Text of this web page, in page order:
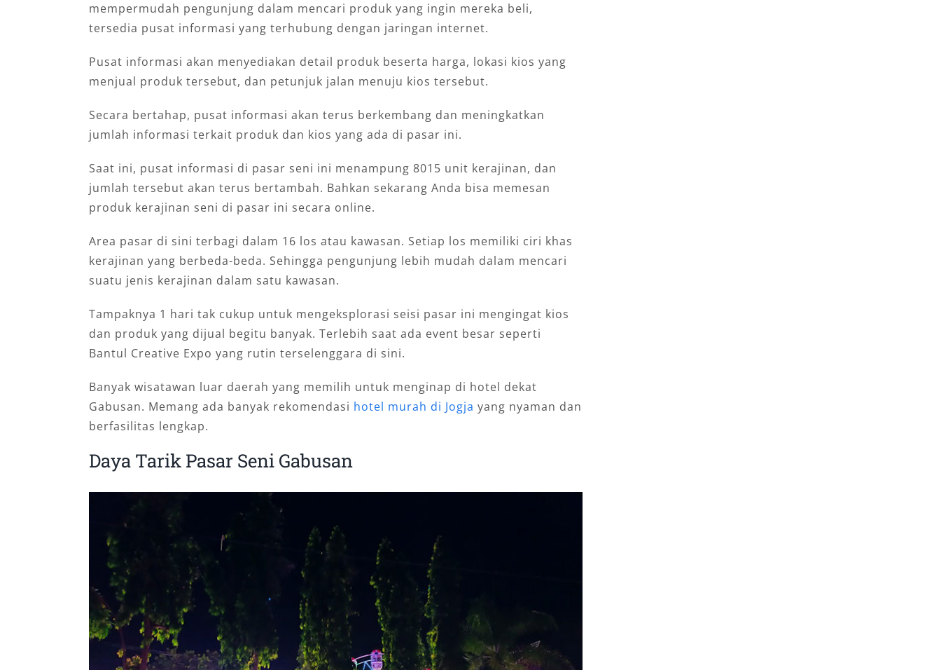
mempermudah pengunjung dalam mencari produk yang ingin mereka beli,
tersedia pusat informasi yang terhubung dengan jaringan internet.
Pusat informasi akan menyediakan detail produk beserta harga, lokasi kios yang
menjual produk tersebut, dan petunjuk jalan menuju kios tersebut.
Secara bertahap, pusat informasi akan terus berkembang dan meningkatkan
jumlah informasi terkait produk dan kios yang ada di pasar ini.
Saat ini, pusat informasi di pasar seni ini menampung 8015 unit kerajinan, dan
jumlah tersebut akan terus bertambah. Bahkan sekarang Anda bisa memesan
produk kerajinan seni di pasar ini secara online.
Area pasar di sini terbagi dalam 16 los atau kawasan. Setiap los memiliki ciri khas
kerajinan yang berbeda-beda. Sehingga pengunjung lebih mudah dalam mencari
suatu jenis kerajinan dalam satu kawasan.
Tampaknya 1 hari tak cukup untuk mengeksplorasi seisi pasar ini mengingat kios
dan produk yang dijual begitu banyak. Terlebih saat ada event besar seperti
Bantul Creative Expo yang rutin terselenggara di sini.
Banyak wisatawan luar daerah yang memilih untuk menginap di hotel dekat
Gabusan. Memang ada banyak rekomendasi hotel murah di Jogja yang nyaman dan
berfasilitas lengkap.
Daya Tarik Pasar Seni Gabusan